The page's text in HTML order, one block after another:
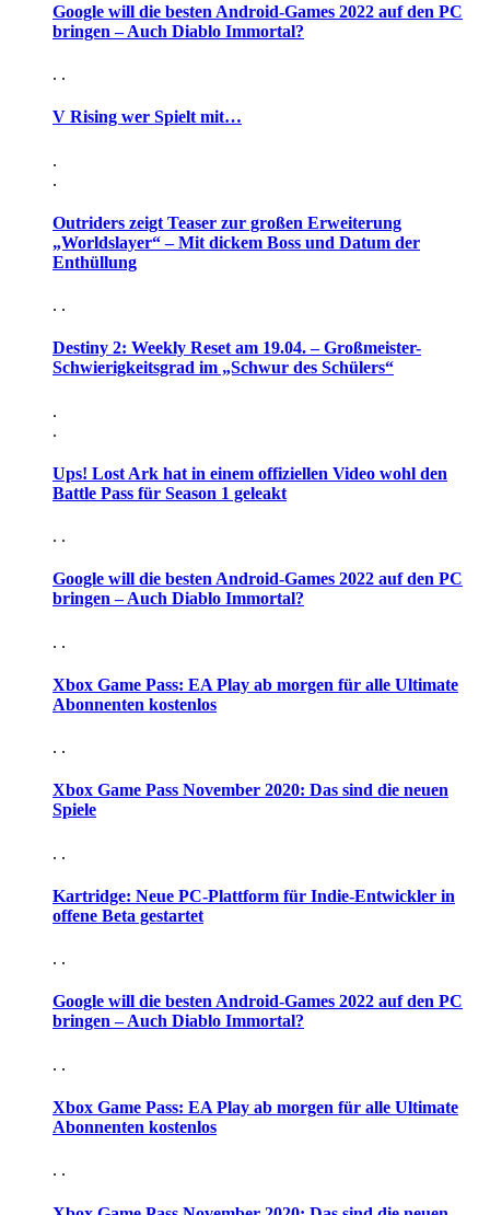
Google will die besten Android-Games 2022 auf den PC
bringen – Auch Diablo Immortal?
. .
V Rising wer Spielt mit…
.
.
Outriders zeigt Teaser zur großen Erweiterung
„Worldslayer“ – Mit dickem Boss und Datum der
Enthüllung
. .
Destiny 2: Weekly Reset am 19.04. – Großmeister-
Schwierigkeitsgrad im „Schwur des Schülers“
.
.
Ups! Lost Ark hat in einem offiziellen Video wohl den
Battle Pass für Season 1 geleakt
. .
Google will die besten Android-Games 2022 auf den PC
bringen – Auch Diablo Immortal?
. .
Xbox Game Pass: EA Play ab morgen für alle Ultimate
Abonnenten kostenlos
. .
Xbox Game Pass November 2020: Das sind die neuen
Spiele
. .
Kartridge: Neue PC-Plattform für Indie-Entwickler in
offene Beta gestartet
. .
Google will die besten Android-Games 2022 auf den PC
bringen – Auch Diablo Immortal?
. .
Xbox Game Pass: EA Play ab morgen für alle Ultimate
Abonnenten kostenlos
. .